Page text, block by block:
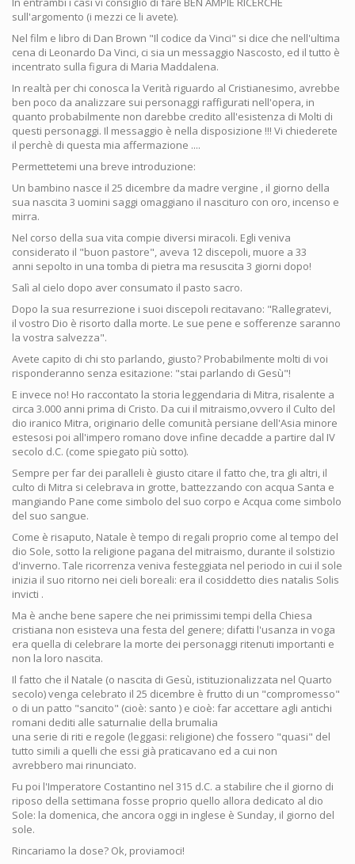
sull'argomento (i mezzi ce li avete).
Nel film e libro di Dan Brown "Il codice da Vinci" si dice che nell'ultima
cena di Leonardo Da Vinci, ci sia un messaggio Nascosto, ed il tutto è
incentrato sulla figura di Maria Maddalena.
In realtà per chi conosca la Verità riguardo al Cristianesimo, avrebbe
ben poco da analizzare sui personaggi raffigurati nell'opera, in
quanto probabilmente non darebbe credito all'esistenza di Molti di
questi personaggi. Il messaggio è nella disposizione !!! Vi chiederete
il perchè di questa mia affermazione ....
Permettetemi una breve introduzione:
Un bambino nasce il 25 dicembre da madre vergine , il giorno della
sua nascita 3 uomini saggi omaggiano il nascituro con oro, incenso e
mirra.
Nel corso della sua vita compie diversi miracoli. Egli veniva
considerato il "buon pastore", aveva 12 discepoli, muore a 33
anni sepolto in una tomba di pietra ma resuscita 3 giorni dopo!
Salì al cielo dopo aver consumato il pasto sacro.
Dopo la sua resurrezione i suoi discepoli recitavano: "Rallegratevi,
il vostro Dio è risorto dalla morte. Le sue pene e sofferenze saranno
la vostra salvezza".
Avete capito di chi sto parlando, giusto? Probabilmente molti di voi
risponderanno senza esitazione: "stai parlando di Gesù"!
E invece no! Ho raccontato la storia leggendaria di Mitra, risalente a
circa 3.000 anni prima di Cristo. Da cui il mitraismo,ovvero il Culto del
dio iranico Mitra, originario delle comunità persiane dell'Asia minore
estesosi poi all'impero romano dove infine decadde a partire dal IV
secolo d.C. (come spiegato più sotto).
Sempre per far dei paralleli è giusto citare il fatto che, tra gli altri, il
culto di Mitra si celebrava in grotte, battezzando con acqua Santa e
mangiando Pane come simbolo del suo corpo e Acqua come simbolo
del suo sangue.
Come è risaputo, Natale è tempo di regali proprio come al tempo del
dio Sole, sotto la religione pagana del mitraismo, durante il solstizio
d'inverno. Tale ricorrenza veniva festeggiata nel periodo in cui il sole
inizia il suo ritorno nei cieli boreali: era il cosiddetto dies natalis Solis
invicti .
Ma è anche bene sapere che nei primissimi tempi della Chiesa
cristiana non esisteva una festa del genere; difatti l'usanza in voga
era quella di celebrare la morte dei personaggi ritenuti importanti e
non la loro nascita.
Il fatto che il Natale (o nascita di Gesù, istituzionalizzata nel Quarto
secolo) venga celebrato il 25 dicembre è frutto di un "compromesso"
o di un patto "sancito" (cioè: santo ) e cioè: far accettare agli antichi
romani dediti alle saturnalie della brumalia
una serie di riti e regole (leggasi: religione) che fossero "quasi" del
tutto simili a quelli che essi già praticavano ed a cui non
avrebbero mai rinunciato.
Fu poi l'Imperatore Costantino nel 315 d.C. a stabilire che il giorno di
riposo della settimana fosse proprio quello allora dedicato al dio
Sole: la domenica, che ancora oggi in inglese è Sunday, il giorno del
sole.
Rincariamo la dose? Ok, proviamoci!